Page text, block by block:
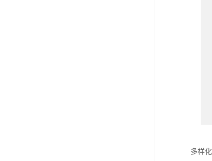
多样